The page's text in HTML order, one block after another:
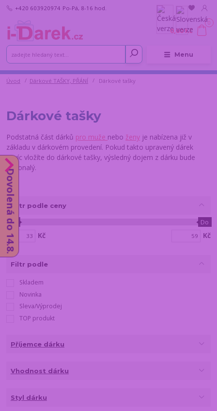
Menu
+420 603920974 Po-Pá, 8-16 hod.
0
0,00 Kč
Úvod Dárkové TAŠKY, PŘÁNÍ Dárkové tašky
Dárkové tašky
Podstatná část dárků pro muže nebo ženy je nabízena již v
základu v dárkovém provedení. Pokud takto upravený dárek
navíc vložíte do dárkové tašky, výsledný dojem z dárku bude
dokonalý.
Fíltr podle ceny
Kč
Od Do
Kč
Filtr podle
Skladem
Novinka
Sleva/Výprodej
TOP produkt
Příjemce dárku
Vhodnost dárku
Styl dárku
Dovolená do 14.8.